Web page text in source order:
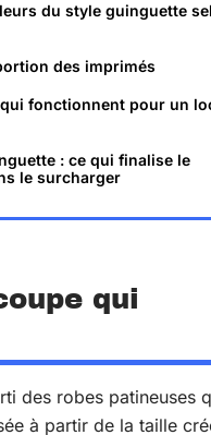
du style guinguette
des imprimés
fonctionnent pour un
: ce qui finalise le
le surcharger
qui
des robes patineuses
à partir de la taille